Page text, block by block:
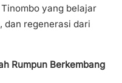
yang belajar
dan regenerasi dari
Rumpun Berkembang